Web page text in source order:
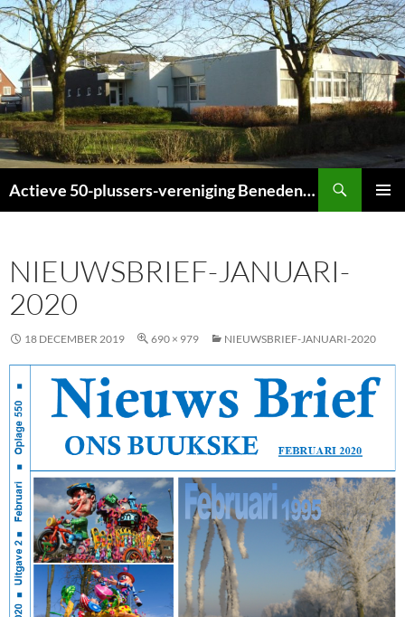
Ga
naar
de
inhoud
Actieve 50-plussers-vereniging Beneden-Leeuwen
NIEUWSBRIEF-JANUARI-
2020
18 DECEMBER 2019 690 × 979 NIEUWSBRIEF-JANUARI-2020